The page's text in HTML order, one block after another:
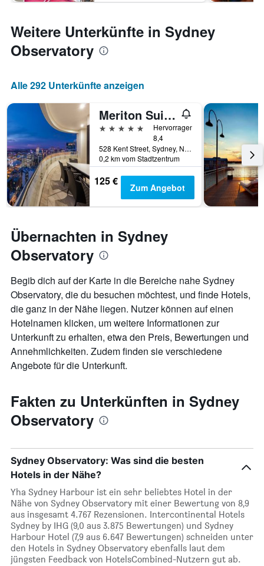
Weitere Unterkünfte in Sydney
Observatory
Alle 292 Unterkünfte anzeigen
Meriton Suites Kent Street, Sydney
5 Sterne
Hervorragend
8,4
528 Kent Street, Sydney, NSW, Australien
0,2 km vom Stadtzentrum
125 € Zum Angebot
Übernachten in Sydney
Observatory
Begib dich auf der Karte in die Bereiche nahe Sydney
Observatory, die du besuchen möchtest, und finde Hotels,
die ganz in der Nähe liegen. Nutzer können auf einen
Hotelnamen klicken, um weitere Informationen zur
Unterkunft zu erhalten, etwa den Preis, Bewertungen und
Annehmlichkeiten. Zudem finden sie verschiedene
Angebote für die Unterkunft.
Fakten zu Unterkünften in Sydney
Observatory
Sydney Observatory: Was sind die besten
Hotels in der Nähe?
Yha Sydney Harbour ist ein sehr beliebtes Hotel in der
Nähe von Sydney Observatory mit einer Bewertung von 8,9
aus insgesamt 4.767 Rezensionen. Intercontinental Hotels
Sydney by IHG (9,0 aus 3.875 Bewertungen) und Sydney
Harbour Hotel (7,9 aus 6.647 Bewertungen) schneiden unter
den Hotels in Sydney Observatory ebenfalls laut dem
jüngsten Feedback von HotelsCombined-Nutzern gut ab.